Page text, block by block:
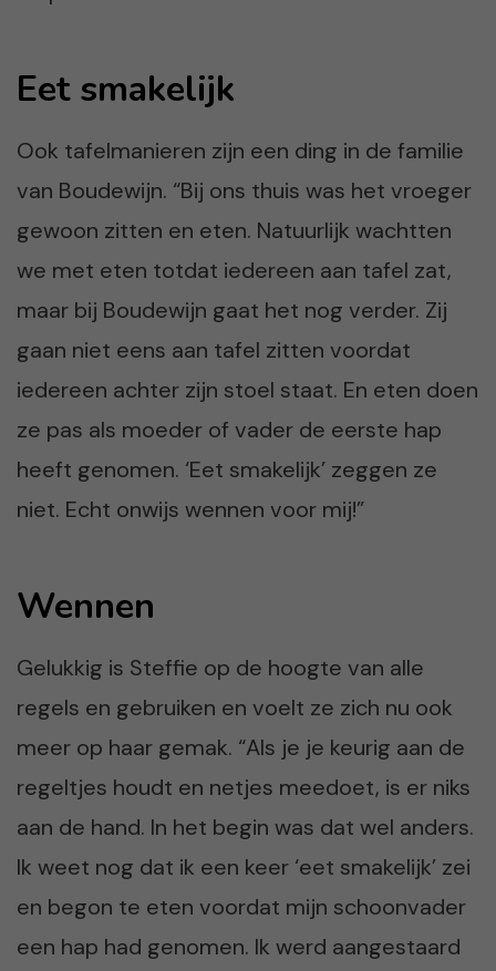
Eet smakelijk
Ook tafelmanieren zijn een ding in de familie
van Boudewijn. “Bij ons thuis was het vroeger
gewoon zitten en eten. Natuurlijk wachtten
we met eten totdat iedereen aan tafel zat,
maar bij Boudewijn gaat het nog verder. Zij
gaan niet eens aan tafel zitten voordat
iedereen achter zijn stoel staat. En eten doen
ze pas als moeder of vader de eerste hap
heeft genomen. ‘Eet smakelijk’ zeggen ze
niet. Echt onwijs wennen voor mij!”
Wennen
Gelukkig is Steffie op de hoogte van alle
regels en gebruiken en voelt ze zich nu ook
meer op haar gemak. “Als je je keurig aan de
regeltjes houdt en netjes meedoet, is er niks
aan de hand. In het begin was dat wel anders.
Ik weet nog dat ik een keer ‘eet smakelijk’ zei
en begon te eten voordat mijn schoonvader
een hap had genomen. Ik werd aangestaard